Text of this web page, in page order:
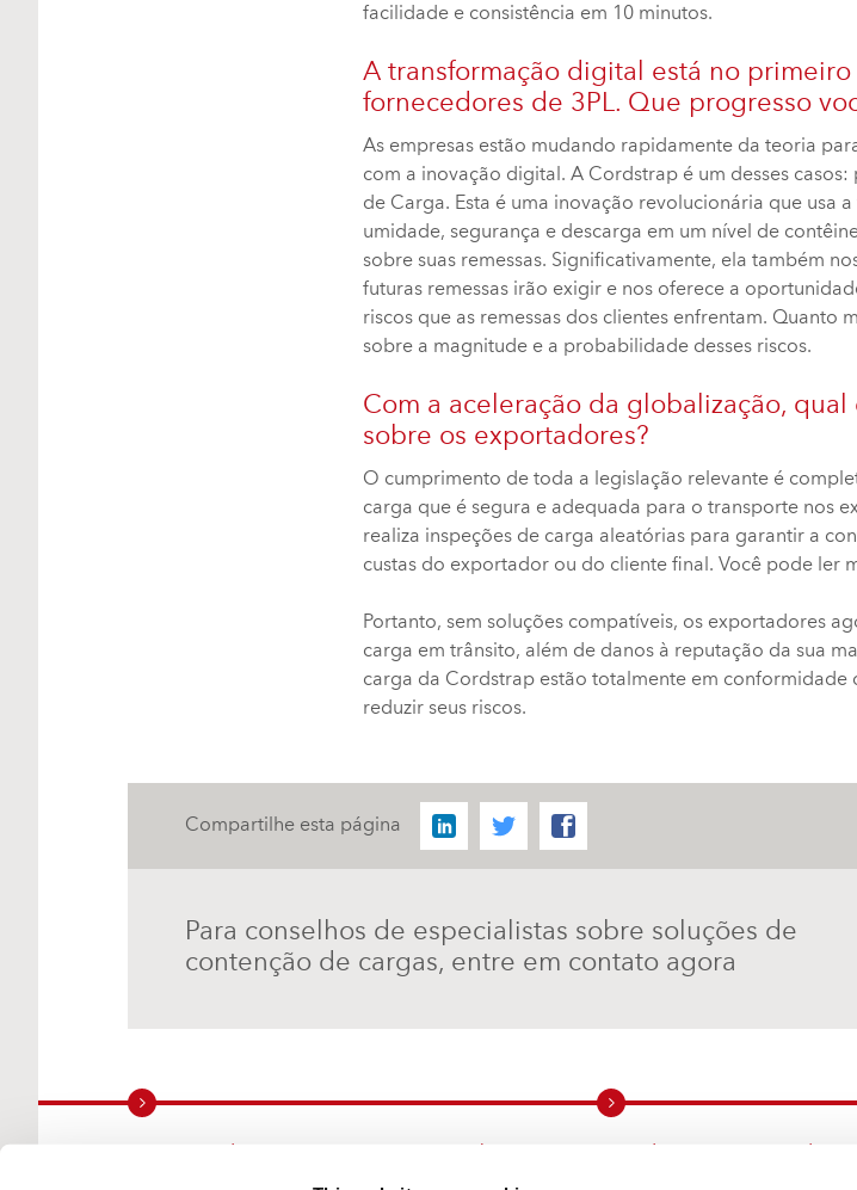
facilidade e consistência em 10 minutos.
A transformação digital está no
fornecedores de 3PL. Que progresso
As empresas estão mudando rapidamente da teoria
com a inovação digital. A Cordstrap é um desses
de Carga. Esta é uma inovação revolucionária que usa
umidade, segurança e descarga em um nível de
sobre suas remessas. Significativamente, ela também
futuras remessas irão exigir e nos oferece a
riscos que as remessas dos clientes enfrentam. Quanto
sobre a magnitude e a probabilidade desses riscos.
Com a aceleração da globalização,
sobre os exportadores?
O cumprimento de toda a legislação relevante é
carga que é segura e adequada para o transporte nos
realiza inspeções de carga aleatórias para garantir a
custas do exportador ou do cliente final. Você pode ler
Portanto, sem soluções compatíveis, os exportadores
carga em trânsito, além de danos à reputação da sua
carga da Cordstrap estão totalmente em conformidade
reduzir seus riscos.
Compartilhe esta página
Para conselhos de especialistas sobre soluções de
contenção de cargas, entre em contato agora